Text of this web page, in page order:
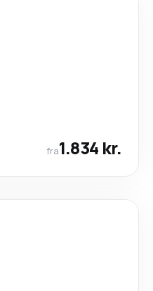
fra1.834 kr.